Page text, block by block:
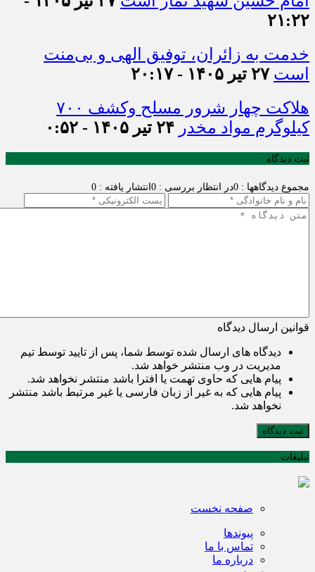
۲۱:۲۲
خدمت به زائران، توفیق الهی و بی‌منت
است ۲۷ تیر ۱۴۰۵ - ۲۰:۱۷
هلاکت چهار شرور مسلح وکشف ۷۰۰
کیلوگرم مواد مخدر ۲۴ تیر ۱۴۰۵ - ۰:۵۲
ثبت دیدگاه
مجموع دیدگاهها : 0 در انتظار بررسی : 0 انتشار یافته : 0
قوانین ارسال دیدگاه
دیدگاه های ارسال شده توسط شما، پس از تایید توسط تیم
مدیریت در وب منتشر خواهد شد.
پیام هایی که حاوی تهمت یا افترا باشد منتشر نخواهد شد.
پیام هایی که به غیر از زبان فارسی یا غیر مرتبط باشد منتشر
نخواهد شد.
ثبت دیدگاه
تبلیغات
صفحه نخست
پیوندها
تماس با ما
درباره ما